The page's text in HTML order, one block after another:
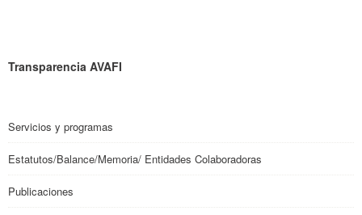
Transparencia AVAFI
Servicios y programas
Estatutos/Balance/Memoria/ Entidades Colaboradoras
Publicaciones